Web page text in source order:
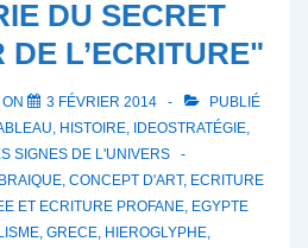
DU SECRET
DE L’ECRITURE"
3 FÉVRIER 2014
PUBLIÉ
, HISTOIRE, IDEOSTRATÉGIE,
SIGNES DE L'UNIVERS
, CONCEPT D'ART, ECRITURE
ET ECRITURE PROFANE, EGYPTE
, GRECE, HIEROGLYPHE,